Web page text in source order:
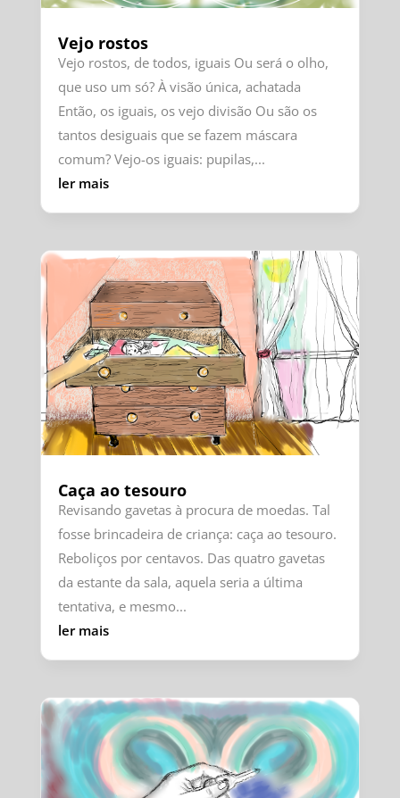
Vejo rostos
Vejo rostos, de todos, iguais Ou será o olho,
que uso um só? À visão única, achatada
Então, os iguais, os vejo divisão Ou são os
tantos desiguais que se fazem máscara
comum? Vejo-os iguais: pupilas,...
ler mais
Caça ao tesouro
Revisando gavetas à procura de moedas. Tal
fosse brincadeira de criança: caça ao tesouro.
Reboliços por centavos. Das quatro gavetas
da estante da sala, aquela seria a última
tentativa, e mesmo...
ler mais